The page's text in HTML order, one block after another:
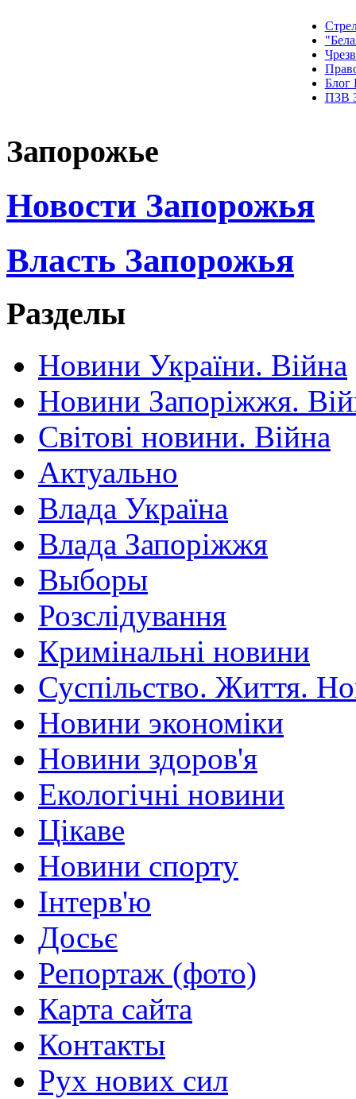
Блог
ПЗВ
Запорожье
Новости Запорожья
Власть Запорожья
Разделы
Новини України. Війна
Новини Запоріжжя.
Світові новини. Війна
Актуально
Влада Україна
Влада Запоріжжя
Выборы
Розслідування
Кримінальні новини
Суспільство. Життя.
Новини экономіки
Новини здоров'я
Екологічні новини
Цікаве
Новини спорту
Інтерв'ю
Досьє
Репортаж (фото)
Карта сайта
Контакты
Рух нових сил